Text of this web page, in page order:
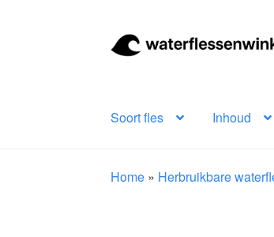
Ga
door
Ga
naar
Soort fles Inhoud
Home » Herbruikbare